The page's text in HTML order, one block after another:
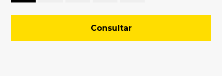
Consultar